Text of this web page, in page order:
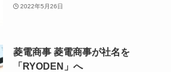
2022年5月26日
菱電商事 菱電商事が社名を
「RYODEN」へ